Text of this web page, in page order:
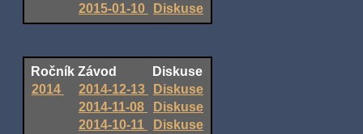
2015-01-10
Diskuse
Ročník Závod
Diskuse
2014
2014-12-13
Diskuse
2014-11-08
Diskuse
2014-10-11
Diskuse